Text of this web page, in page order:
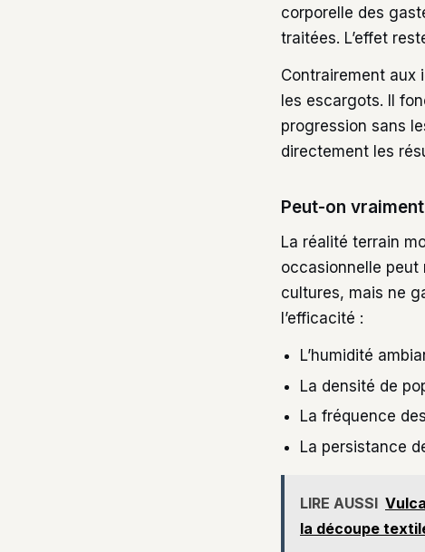
corporelle des
traitées. L’effet
Contrairement aux
les escargots. Il
progression sans
directement les
Peut-on
La réalité terrain
occasionnelle peut
cultures, mais ne
l’efficacité :
L’humidité
La densité de
La fréquence
La persistance
LIRE AUSSI
la découpe